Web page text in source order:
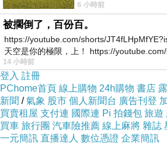
現在有多少學生半工半讀卻盡力
那些清寒的學生們，家裡牆上
獎狀
你到底懂不懂人間疾苦阿
口口聲聲教改教改
學生一年比一年痛苦，你看到
成績一年比一年退步，你看到
花不少錢，星期一出門
6 小時前
被擱倒了，百份百。
https://youtube.com/shorts/
天空是你的極限，上！ https://
14 小時前
登入 註冊
PChome首頁 線上購物 24h購物 書店
新聞 /氣象 股市 個人新聞台 廣告刊登
買賣租屋 支付連 國際連 Pi 拍錢包 旅遊
買車 旅行團 汽車險推薦 線上麻將 雜誌
一元簡訊 直播達人 數位憑證 企業簡訊